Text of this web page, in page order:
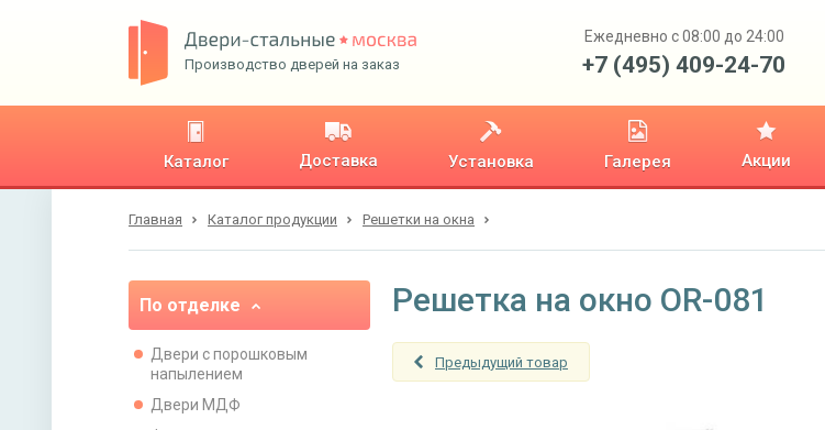
Производство дверей на заказ
Ежедневно с 08:00 до 24:00
+7 (495) 409-24-70
Каталог Доставка Установка Галерея Акции
Главная Каталог продукции Решетки на окна
По отделке
Двери с порошковым
напылением
Двери МДФ
Решетка на окно OR-081
Предыдущий товар